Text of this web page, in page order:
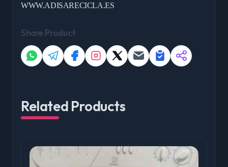
WWW.ADISARECICLA.ES
Share Product
Related Products